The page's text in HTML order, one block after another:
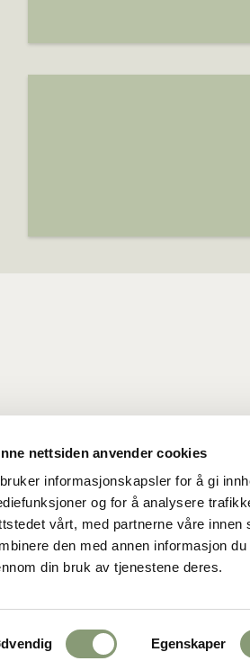
nettsiden anvender cookies
informasjonskapsler for å gi
og for å analysere
vårt, med partnerne våre
den med annen informasjon
din bruk av tjenestene deres.
Egenskaper
Tilgjengelighetserklæring
flickr LinkedIn